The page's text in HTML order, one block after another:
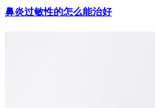
鼻炎过敏性的怎么能治好